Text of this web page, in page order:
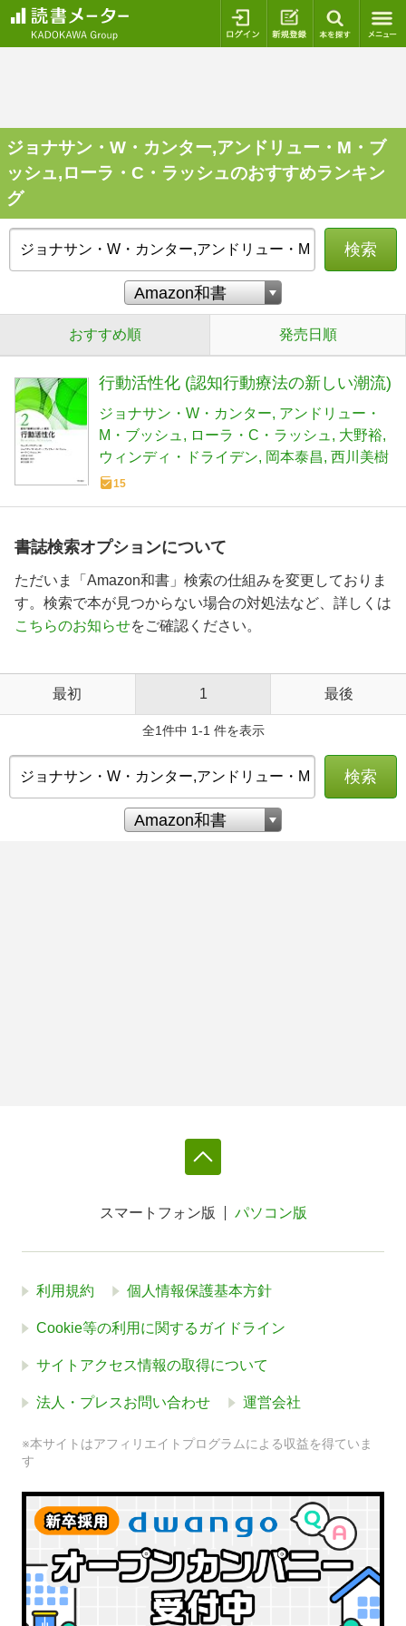
ログイン 新規登録
ジョナサン・W・カンター,アンドリュー・M・ブ
ッシュ,ローラ・C・ラッシュのおすすめランキン
グ
検索
おすすめ順 発売日順
行動活性化 (認知行動療法の新しい潮流)
ジョナサン・W・カンター アンドリュー・
M・ブッシュ
ローラ・C・ラッシュ
大野裕
ウィンディ・ドライデン
岡本泰昌 西川美樹
15
書誌検索オプションについて
ただいま「Amazon和書」検索の仕組みを変更しておりま
す。検索で本が見つからない場合の対処法など、詳しくは
こちらのお知らせをご確認ください。
最初 1 最後
全1件中 1-1 件を表示
検索
スマートフォン版 パソコン版
利用規約 個人情報保護基本方針
Cookie等の利用に関するガイドライン
サイトアクセス情報の取得について
法人・プレスお問い合わせ 運営会社
※本サイトはアフィリエイトプログラムによる収益を得ていま
す